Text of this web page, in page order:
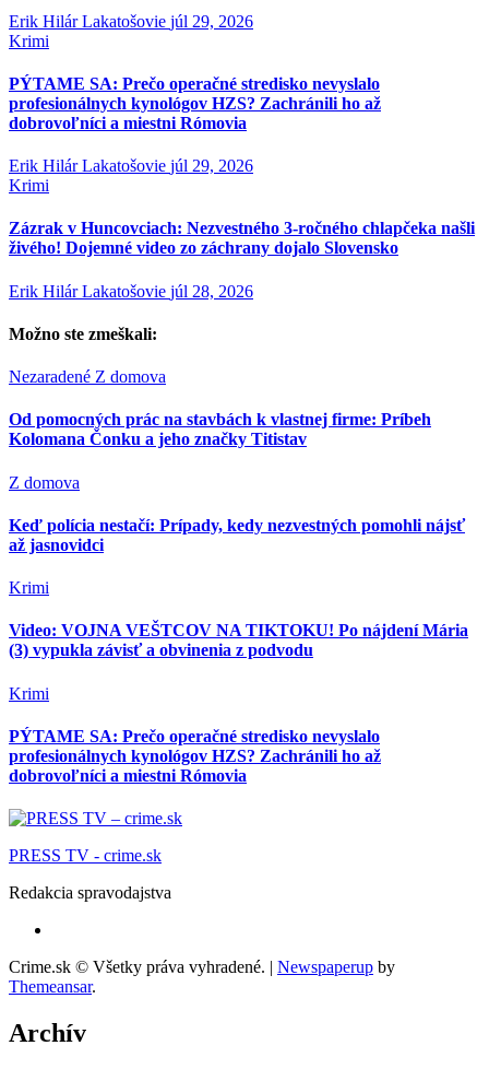
Erik Hilár Lakatošovie júl 29, 2026
Krimi
PÝTAME SA: Prečo operačné stredisko nevyslalo
profesionálnych kynológov HZS? Zachránili ho až
dobrovoľníci a miestni Rómovia
Erik Hilár Lakatošovie júl 29, 2026
Krimi
Zázrak v Huncovciach: Nezvestného 3-ročného chlapčeka našli
živého! Dojemné video zo záchrany dojalo Slovensko
Erik Hilár Lakatošovie júl 28, 2026
Možno ste zmeškali:
Nezaradené Z domova
Od pomocných prác na stavbách k vlastnej firme: Príbeh
Kolomana Čonku a jeho značky Titistav
Z domova
Keď polícia nestačí: Prípady, kedy nezvestných pomohli nájsť
až jasnovidci
Krimi
Video: VOJNA VEŠTCOV NA TIKTOKU! Po nájdení Mária
(3) vypukla závisť a obvinenia z podvodu
Krimi
PÝTAME SA: Prečo operačné stredisko nevyslalo
profesionálnych kynológov HZS? Zachránili ho až
dobrovoľníci a miestni Rómovia
PRESS TV - crime.sk
Redakcia spravodajstva
Crime.sk © Všetky práva vyhradené. | Newspaperup by
Themeansar.
Archív